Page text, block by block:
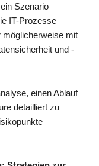
Szenario
IT-Prozesse
mit
und -
einen Ablauf
detailliert zu